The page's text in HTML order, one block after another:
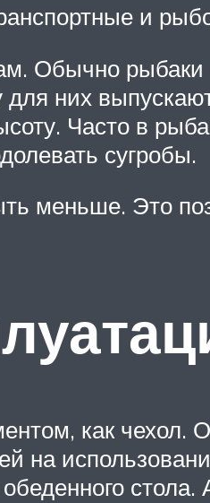
и
Обычно
для них
Часто в
сугробы.
меньше. Это
как чехол.
на